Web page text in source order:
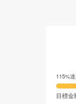
115%
目標金